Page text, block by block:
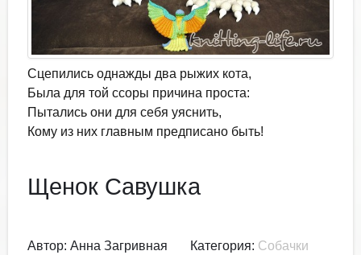
Сцепились однажды два рыжих кота,
Была для той ссоры причина проста:
Пытались они для себя уяснить,
Кому из них главным предписано быть!
Щенок Савушка
Автор: Анна Загривная Категория: Собачки